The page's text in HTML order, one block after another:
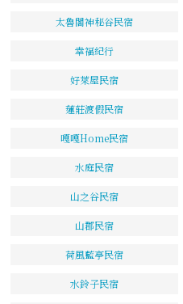
太魯閣神秘谷民宿
幸福紀行
好萊屋民宿
蓮莊渡假民宿
嘎嘎Home民宿
水庭民宿
山之谷民宿
山郡民宿
荷風藍亭民宿
水鈴子民宿